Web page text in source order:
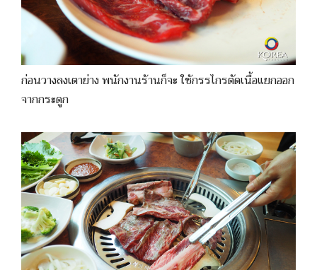
ก่อนวางลงเตาย่าง พนักงานร้านก็จะ ใช้กรรไกรตัดเนื้อแยกออก
จากกระดูก